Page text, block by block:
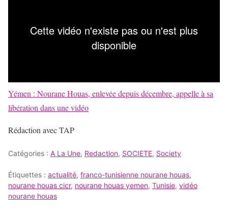
Yémen : Nourane Houas, enlevée depuis décembre, appelle à sa
libération dans une vidéo
Rédaction avec TAP
Catégories : A La Une, Redaction, SOCIETE, Society
Étiquettes : actualité, franco-tunisienne nourane houas,
nourane houas cicr, nourane houas yemen, Tunisie, vidéo
nourane houas